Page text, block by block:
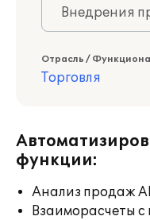
Внедрения
Отрасль /
Торговля
функции:
Анализ продаж
Взаиморасчеты с